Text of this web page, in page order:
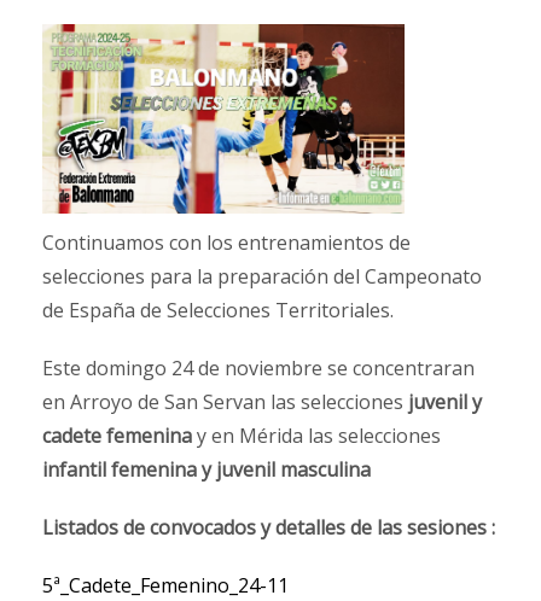
Continuamos con los entrenamientos de
selecciones para la preparación del Campeonato
de España de Selecciones Territoriales.
Este domingo 24 de noviembre se concentraran
en Arroyo de San Servan las selecciones juvenil y
cadete femeninay en Mérida las selecciones
infantil femenina y juvenil masculina
Listados de convocados y detalles de las sesiones :
5ª_Cadete_Femenino_24-11